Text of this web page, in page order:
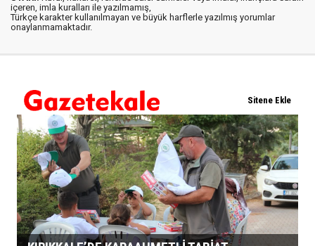
içeren, imla kuralları ile yazılmamış,
Türkçe karakter kullanılmayan ve büyük harflerle yazılmış yorumlar
onaylanmamaktadır.